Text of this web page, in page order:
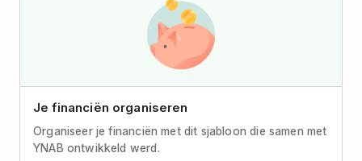
Je financiën organiseren
Organiseer je financiën met dit sjabloon die samen met
YNAB ontwikkeld werd.